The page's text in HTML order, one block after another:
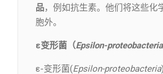
品，例如抗生素。他们将这些化
胞外。
ε变形菌（Epsilon-proteobacteria
ε-变形菌(Epsilon-proteobacteria